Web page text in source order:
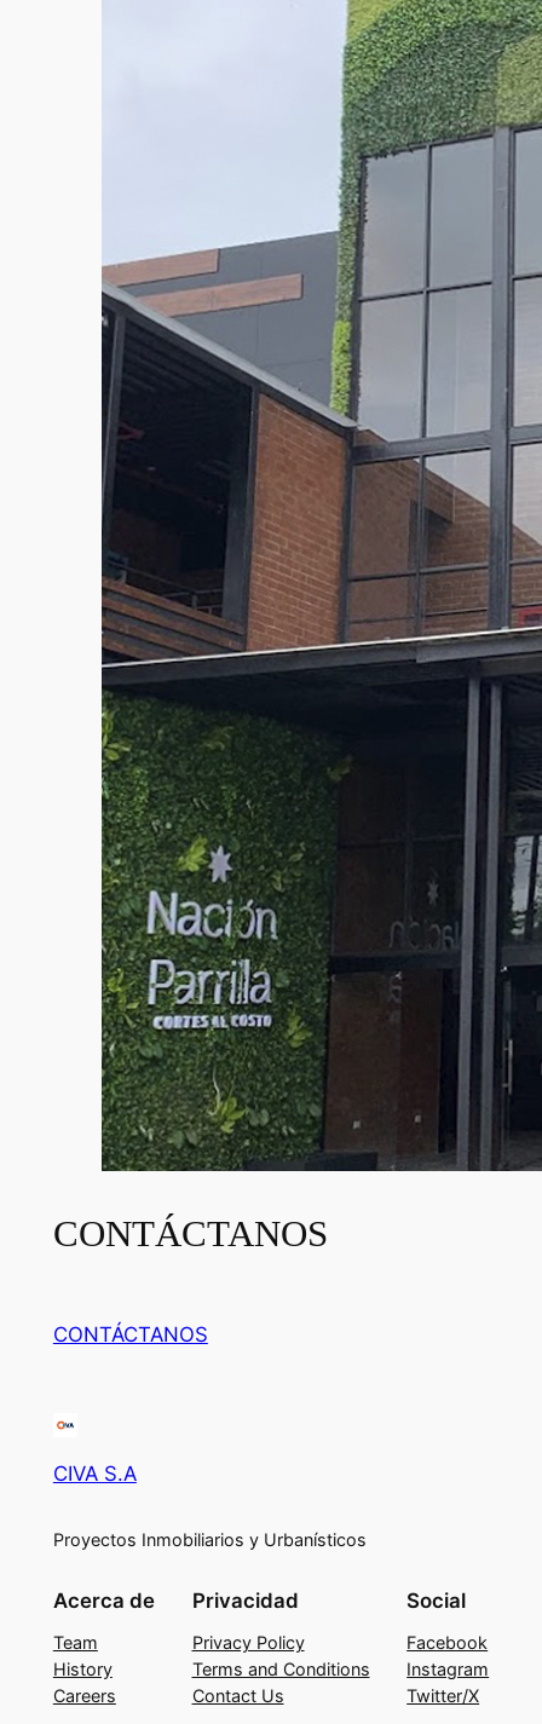
CONTÁCTANOS
CONTÁCTANOS
CIVA S.A
Proyectos Inmobiliarios y Urbanísticos
Acerca de
Team
History
Careers
Privacidad
Privacy Policy
Terms and Conditions
Contact Us
Social
Facebook
Instagram
Twitter/X